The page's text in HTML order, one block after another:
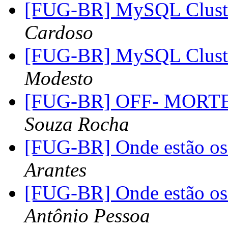
[FUG-BR] MySQL
Cardoso
[FUG-BR] MySQL
Modesto
[FUG-BR] OFF-
Souza Rocha
[FUG-BR] Onde estão
Arantes
[FUG-BR] Onde estão
Antônio Pessoa